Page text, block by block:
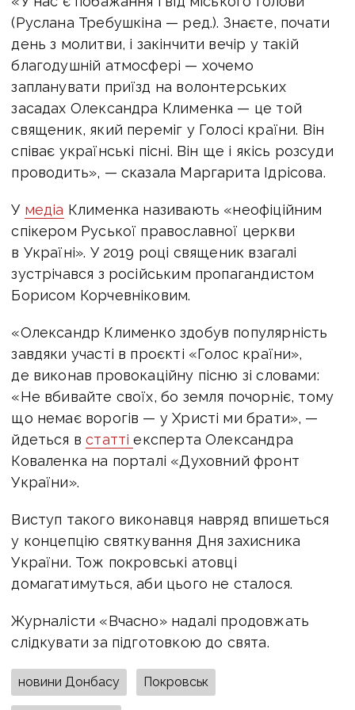
(Руслана Требушкіна — ред.). Знаєте, почати
день з молитви, і закінчити вечір у такій
благодушній атмосфері — хочемо
запланувати приїзд на волонтерських
засадах Олександра Клименка — це той
священик, який переміг у Голосі країни. Він
співає українські пісні. Він ще і якісь розсуди
проводить», — сказала Маргарита Ідрісова.
У медіа Клименка називають «неофіційним
спікером Руської православної церкви
в Україні». У 2019 році священик взагалі
зустрічався з російським пропагандистом
Борисом Корчевніковим.
«Олександр Клименко здобув популярність
завдяки участі в проєкті «Голос країни»,
де виконав провокаційну пісню зі словами:
«Не вбивайте своїх, бо земля почорніє, тому
що немає ворогів — у Христі ми брати», —
йдеться встаттіексперта Олександра
Коваленка на порталі «Духовний фронт
України».
Виступ такого виконавця навряд впишеться
у концепцію святкування Дня захисника
України. Тож покровські атовці
домагатимуться, аби цього не сталося.
Журналісти «Вчасно» надалі продовжать
слідкувати за підготовкою до свята.
новини Донбасу Покровськ